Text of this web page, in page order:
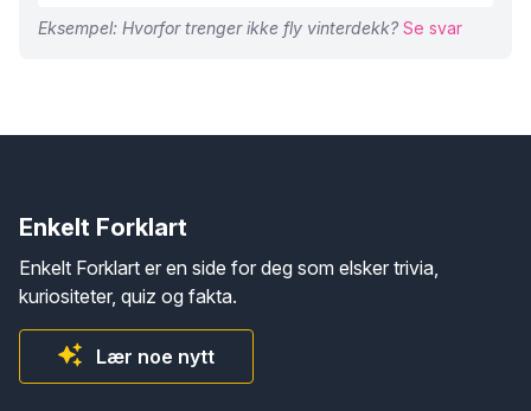
Eksempel: Hvorfor trenger ikke fly vinterdekk? Se svar
Enkelt Forklart
Enkelt Forklart er en side for deg som elsker trivia,
kuriositeter, quiz og fakta.
Lær noe nytt